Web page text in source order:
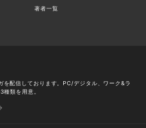
著者一覧
を配信しております。PC/デジタル、ワーク&ラ
類を用意。